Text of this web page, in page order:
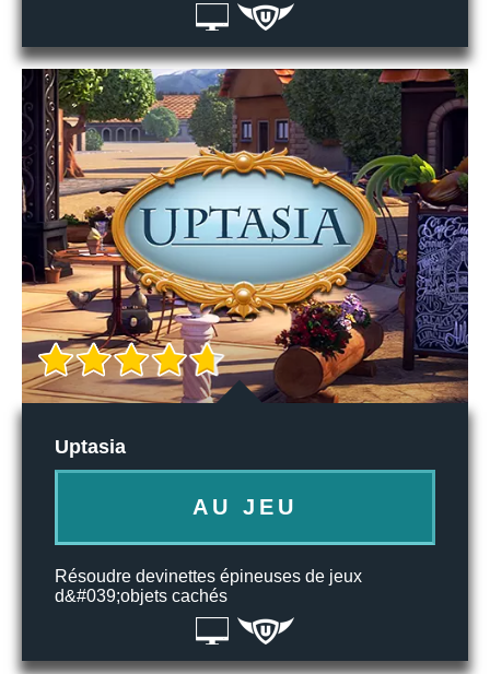
Uptasia
AU JEU
Résoudre devinettes épineuses de jeux
d&#039;objets cachés